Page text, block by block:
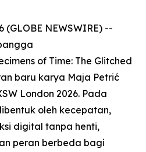
(GLOBE NEWSWIRE) --
of Time: The Glitched
baru karya Maja Petrić
London 2026. Pada
oleh kecepatan,
digital tanpa henti,
peran berbeda bagi